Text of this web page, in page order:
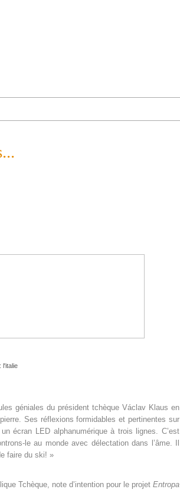
: l'italie
géniales du président tchèque Václav Klaus en
Ses réflexions formidables et pertinentes sur
écran LED alphanumérique à trois lignes. C’est
le au monde avec délectation dans l’âme. Il
faire du ski! »
Tchèque, note d’intention pour le projet Entropa